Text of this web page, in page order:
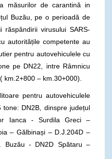
măsurilor de carantină in
Buzău, pe o perioadă de
virusului SARS-
autoritățile competente au
pentru autovehiculele cu
pe DN22, intre Râmnicu
km.2+800 – km.30+000).
pentru autovehiculele
DN2B, dinspre județul
Ianca - Surdila Greci –
– Gălbinași – D.J.204D –
Buzău - DN2D Spătaru –